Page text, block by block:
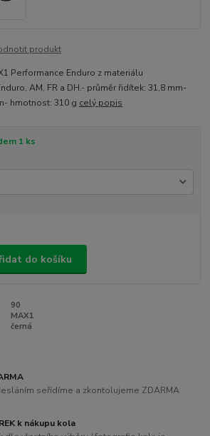
produkt
Performance Enduro z materiálu
AM, FR a DH.- průměr řidítek: 31,8 mm-
hmotnost: 310 g celý popis
1 ks
do košíku
90
MAX1
černá
seřídíme a zkontolujeme ZDARMA
k nákupu kola